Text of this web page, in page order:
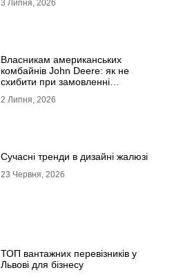
3 Липня, 2026
Власникам американських
комбайнів John Deere: як не
схибити при замовленні
2 Липня, 2026
Сучасні тренди в дизайні жалюзі
23 Червня, 2026
ТОП вантажних перевізників у
Львові для бізнесу